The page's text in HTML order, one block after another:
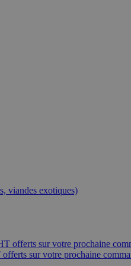
viandes exotiques)
sur votre prochaine